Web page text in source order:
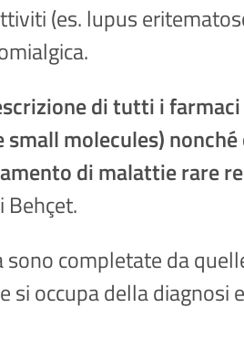
(es. lupus
di tutti i
molecules)
di malattie rare
Behçet.
sono completate da
si occupa della